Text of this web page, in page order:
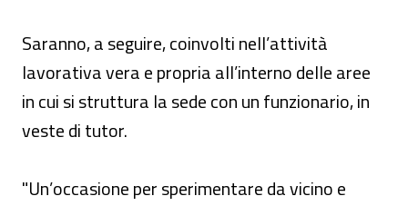
Saranno, a seguire, coinvolti nell’attività
lavorativa vera e propria all’interno delle aree
in cui si struttura la sede con un funzionario, in
veste di tutor.
"Un’occasione per sperimentare da vicino e